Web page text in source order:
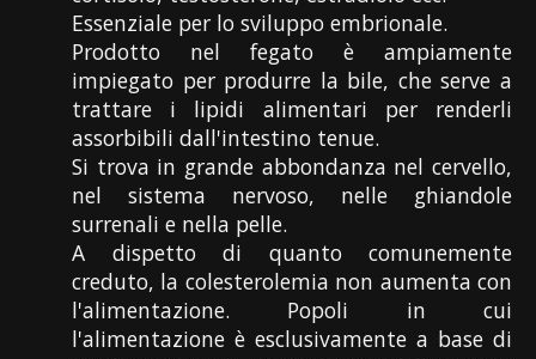
Essenziale per lo sviluppo embrionale.
Prodotto nel fegato è ampiamente
impiegato per produrre la bile, che serve a
trattare i lipidi alimentari per renderli
assorbibili dall'intestino tenue.
Si trova in grande abbondanza nel cervello,
nel sistema nervoso, nelle ghiandole
surrenali e nella pelle.
A dispetto di quanto comunemente
creduto, la colesterolemia non aumenta con
l'alimentazione. Popoli in cui
l'alimentazione è esclusivamente a base di